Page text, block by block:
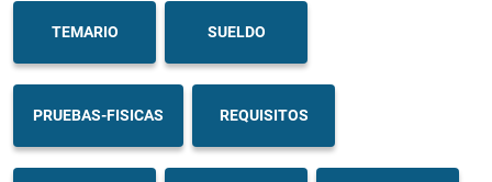
TEMARIO SUELDO
PRUEBAS-FISICAS REQUISITOS